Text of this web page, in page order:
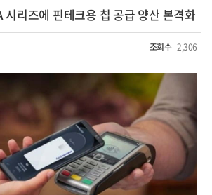
시리즈에 핀테크용 칩 공급 양산 본격화
조회수 2,306